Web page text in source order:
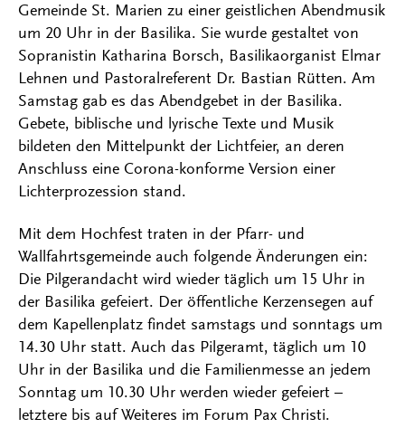
Gemeinde St. Marien zu einer geistlichen Abendmusik
um 20 Uhr in der Basilika. Sie wurde gestaltet von
Sopranistin Katharina Borsch, Basilikaorganist Elmar
Lehnen und Pastoralreferent Dr. Bastian Rütten. Am
Samstag gab es das Abendgebet in der Basilika.
Gebete, biblische und lyrische Texte und Musik
bildeten den Mittelpunkt der Lichtfeier, an deren
Anschluss eine Corona-konforme Version einer
Lichterprozession stand.
Mit dem Hochfest traten in der Pfarr- und
Wallfahrtsgemeinde auch folgende Änderungen ein:
Die Pilgerandacht wird wieder täglich um 15 Uhr in
der Basilika gefeiert. Der öffentliche Kerzensegen auf
dem Kapellenplatz findet samstags und sonntags um
14.30 Uhr statt. Auch das Pilgeramt, täglich um 10
Uhr in der Basilika und die Familienmesse an jedem
Sonntag um 10.30 Uhr werden wieder gefeiert –
letztere bis auf Weiteres im Forum Pax Christi.